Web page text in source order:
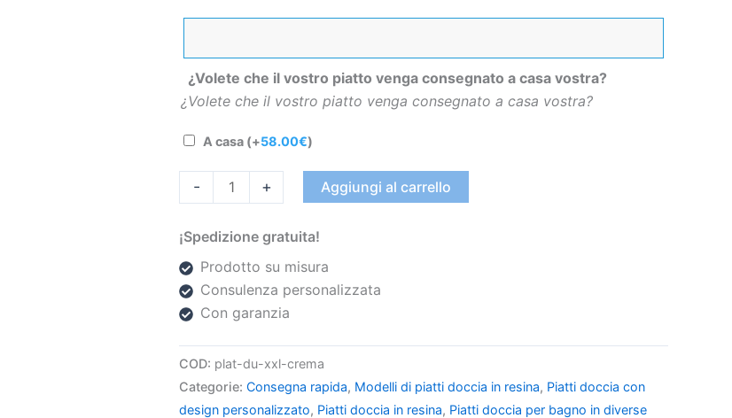
¿Volete che il vostro piatto venga consegnato a casa vostra?
¿Volete che il vostro piatto venga consegnato a casa vostra?
A casa (+58.00€)
- + Aggiungi al carrello
¡Spedizione gratuita!
Prodotto su misura
Consulenza personalizzata
Con garanzia
COD: plat-du-xxl-crema
Categorie: Consegna rapida, Modelli di piatti doccia in resina, Piatti doccia con
design personalizzato, Piatti doccia in resina, Piatti doccia per bagno in diverse